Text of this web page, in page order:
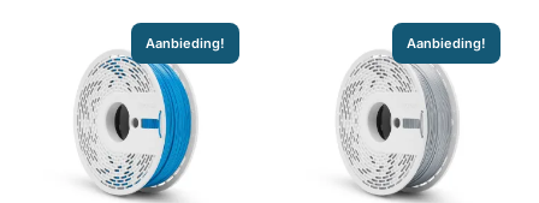
Aanbieding! Aanbieding!